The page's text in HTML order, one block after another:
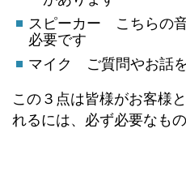
スピーカー こちらの
必要です
マイク ご質問やお話
この３点は皆様がお客様
れるには、必ず必要なもの